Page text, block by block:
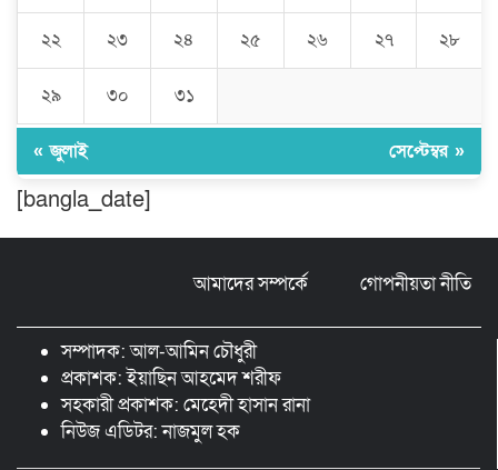
ঘণ্টার পর ঘণ্টা বিদ্যুৎহীন মৌলভীবাজার:
অতিরিক্ত বিলে দিশেহারা গ্রাহক, তীব্র ক্ষোভ
এসোসিয়েশন’র পক্ষ থেকে নগদ অর্থ বিতরণ
গ্রেফতার ১ সিল-স্টাম্প প্যাড জব্দ।
২২ ২৩ ২৪ ২৫ ২৬ ২৭ ২৮
২৯ ৩০ ৩১
« জুলাই সেপ্টেম্বর »
[bangla_date]
আমাদের সম্পর্কে গোপনীয়তা নীতি
সম্পাদক: আল-আমিন চৌধুরী
প্রকাশক: ইয়াছিন আহমেদ শরীফ
সহকারী প্রকাশক: মেহেদী হাসান রানা
নিউজ এডিটর: নাজমুল হক